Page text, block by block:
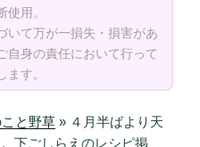
用。
いて万が一損失・損害があ
自身の責任において行って
す。
と野草 » ４月半ばより天
下ごしらえのレシピ掲